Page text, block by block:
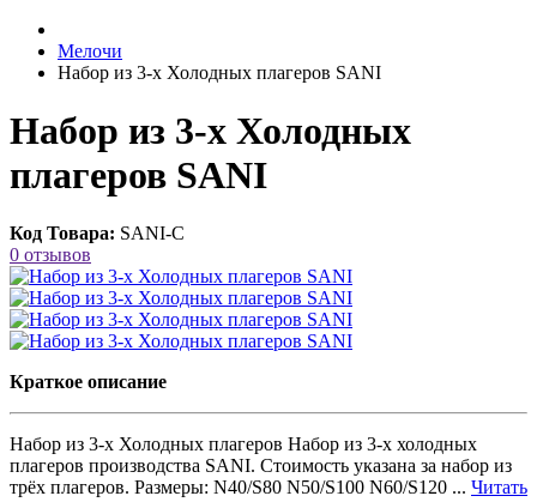
Мелочи
Набор из 3-х Холодных плагеров SANI
Набор из 3-х Холодных
плагеров SANI
Код Товара: SANI-C
0 отзывов
Краткое описание
Набор из 3-х Холодных плагеров Набор из 3-х холодных
плагеров производства SANI. Стоимость указана за набор из
трёх плагеров. Размеры: N40/S80 N50/S100 N60/S120 ... Читать